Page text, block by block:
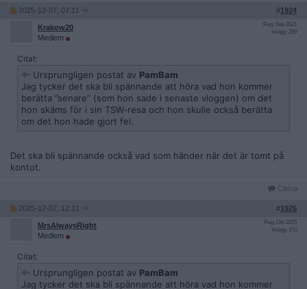
2025-12-07, 07:11 #1924
Krakow20
Medlem
Reg: Sep 2021
Inlägg: 289
Citat:
Ursprungligen postat av PamBam
Jag tycker det ska bli spännande att höra vad hon kommer
berätta ”senare” (som hon sade i senaste vloggen) om det
hon skäms för i sin TSW-resa och hon skulle också berätta
om det hon hade gjort fel.
Det ska bli spännande också vad som händer när det är tomt på
kontot.
Citera
2025-12-07, 12:11 #1925
MrsAlwaysRight
Medlem
Reg: Okt 2025
Inlägg: 170
Citat:
Ursprungligen postat av PamBam
Jag tycker det ska bli spännande att höra vad hon kommer